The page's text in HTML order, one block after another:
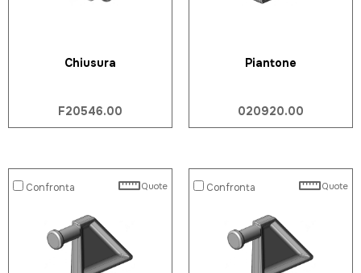
Chiusura
F20546.00
Piantone
020920.00
Confronta Quote Confronta Quote